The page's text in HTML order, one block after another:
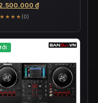
gốc
₫Giá
là:
62.500.000 ₫.
(0)